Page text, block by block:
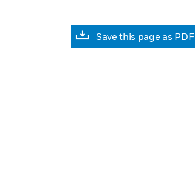
Save this page as PDF